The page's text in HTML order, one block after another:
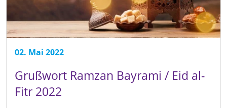
02. Mai 2022
Grußwort Ramzan Bayrami / Eid al-
Fitr 2022